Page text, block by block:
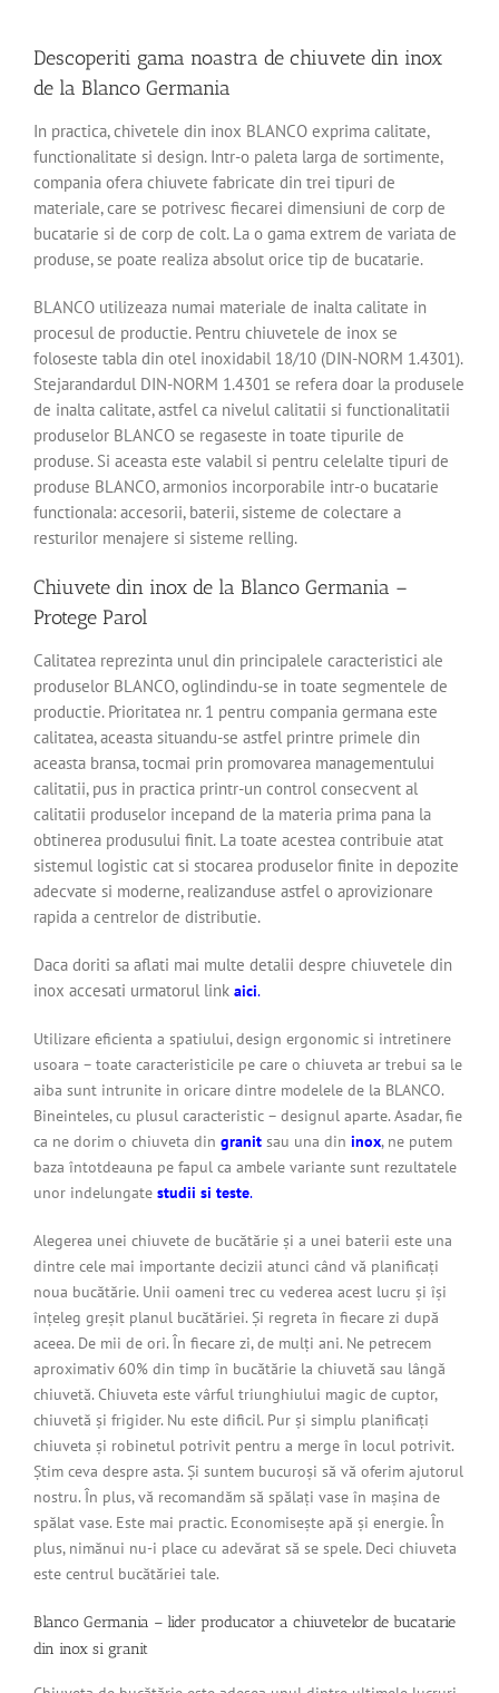
Descoperiti gama noastra de chiuvete din inox
de la Blanco Germania
In practica, chivetele din inox BLANCO exprima calitate,
functionalitate si design. Intr-o paleta larga de sortimente,
compania ofera chiuvete fabricate din trei tipuri de
materiale, care se potrivesc fiecarei dimensiuni de corp de
bucatarie si de corp de colt. La o gama extrem de variata de
produse, se poate realiza absolut orice tip de bucatarie.
BLANCO utilizeaza numai materiale de inalta calitate in
procesul de productie. Pentru chiuvetele de inox se
foloseste tabla din otel inoxidabil 18/10 (DIN-NORM 1.4301).
Stejarandardul DIN-NORM 1.4301 se refera doar la produsele
de inalta calitate, astfel ca nivelul calitatii si functionalitatii
produselor BLANCO se regaseste in toate tipurile de
produse. Si aceasta este valabil si pentru celelalte tipuri de
produse BLANCO, armonios incorporabile intr-o bucatarie
functionala: accesorii, baterii, sisteme de colectare a
resturilor menajere si sisteme relling.
Chiuvete din inox de la Blanco Germania –
Protege Parol
Calitatea reprezinta unul din principalele caracteristici ale
produselor BLANCO, oglindindu-se in toate segmentele de
productie. Prioritatea nr. 1 pentru compania germana este
calitatea, aceasta situandu-se astfel printre primele din
aceasta bransa, tocmai prin promovarea managementului
calitatii, pus in practica printr-un control consecvent al
calitatii produselor incepand de la materia prima pana la
obtinerea produsului finit. La toate acestea contribuie atat
sistemul logistic cat si stocarea produselor finite in depozite
adecvate si moderne, realizanduse astfel o aprovizionare
rapida a centrelor de distributie.
Daca doriti sa aflati mai multe detalii despre chiuvetele din
inox accesati urmatorul link aici.
Utilizare eficienta a spatiului, design ergonomic si intretinere
usoara – toate caracteristicile pe care o chiuveta ar trebui sa le
aiba sunt intrunite in oricare dintre modelele de la BLANCO.
Bineinteles, cu plusul caracteristic – designul aparte. Asadar, fie
ca ne dorim o chiuveta din granit sau una din inox, ne putem
baza întotdeauna pe fapul ca ambele variante sunt rezultatele
unor indelungate studii si teste.
Alegerea unei chiuvete de bucătărie și a unei baterii este una
dintre cele mai importante decizii atunci când vă planificați
noua bucătărie. Unii oameni trec cu vederea acest lucru și își
înțeleg greșit planul bucătăriei. Și regreta în fiecare zi după
aceea. De mii de ori. În fiecare zi, de mulți ani. Ne petrecem
aproximativ 60% din timp în bucătărie la chiuvetă sau lângă
chiuvetă. Chiuveta este vârful triunghiului magic de cuptor,
chiuvetă și frigider. Nu este dificil. Pur și simplu planificați
chiuveta și robinetul potrivit pentru a merge în locul potrivit.
Știm ceva despre asta. Și suntem bucuroși să vă oferim ajutorul
nostru. În plus, vă recomandăm să spălați vase în mașina de
spălat vase. Este mai practic. Economisește apă și energie. În
plus, nimănui nu-i place cu adevărat să se spele. Deci chiuveta
este centrul bucătăriei tale.
Blanco Germania – lider producator a chiuvetelor de bucatarie
din inox si granit